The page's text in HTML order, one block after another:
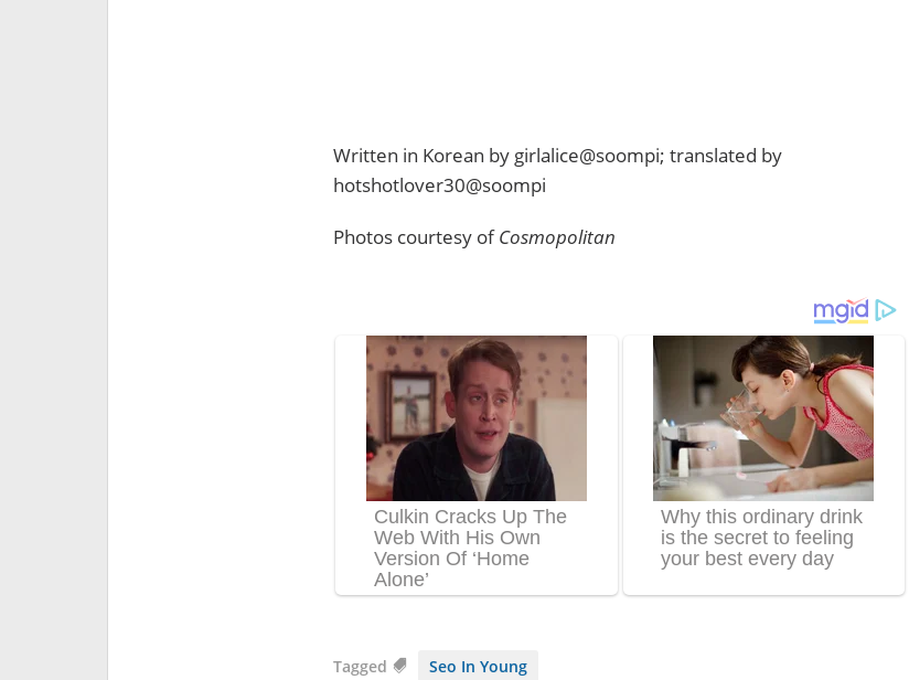
Written in Korean by girlalice@soompi; translated by
hotshotlover30@soompi
Photos courtesy ofCosmopolitan
Tagged Seo In Young